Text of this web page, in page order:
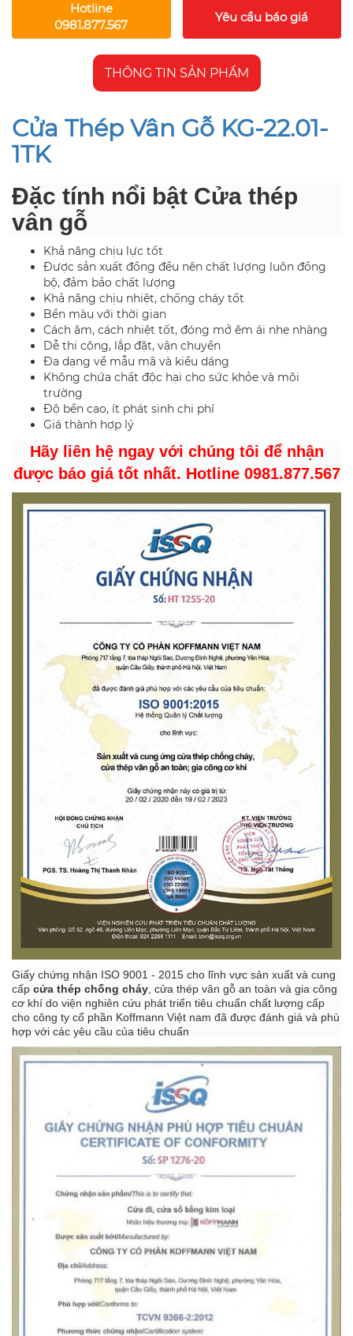
Hotline
0981.877.567
Yêu cầu báo giá
THÔNG TIN SẢN PHẨM
Cửa Thép Vân Gỗ KG-22.01-
1TK
Đặc tính nổi bật Cửa thép
vân gỗ
Khả năng chịu lực tốt
Được sản xuất đồng đều nên chất lượng luôn đồng
bộ, đảm bảo chất lượng
Khả năng chịu nhiệt, chống cháy tốt
Bền màu với thời gian
Cách âm, cách nhiệt tốt, đóng mở êm ái nhẹ nhàng
Dễ thi công, lắp đặt, vận chuyển
Đa dạng về mẫu mã và kiểu dáng
Không chứa chất độc hại cho sức khỏe và môi
trường
Độ bền cao, ít phát sinh chi phí
Giá thành hợp lý
Hãy liên hệ ngay với chúng tôi để nhận
được báo giá tốt nhất. Hotline 0981.877.567
Giấy chứng nhận ISO 9001 - 2015 cho lĩnh vực sản xuất và cung
cấp cửa thép chống cháy , cửa thép vân gỗ an toàn và gia công
cơ khí do viện nghiên cứu phát triển tiêu chuẩn chất lượng cấp
cho công ty cổ phần Koffmann Việt nam đã được đánh giá và phù
hợp với các yêu cầu của tiêu chuẩn